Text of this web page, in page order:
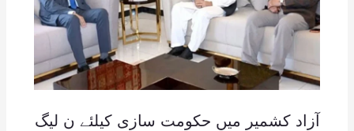
آزاد کشمیر میں حکومت سازی کیلئے ن لیگ